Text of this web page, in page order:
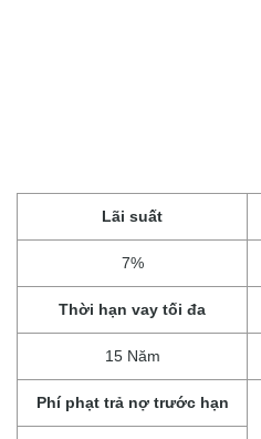
Lãi suất
7%
Thời hạn vay tối đa
15 Năm
Phí phạt trả nợ trước hạn